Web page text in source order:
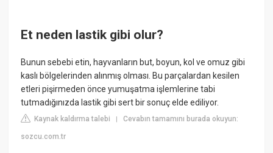
Et neden lastik gibi olur?
Bunun sebebi etin, hayvanların but, boyun, kol ve omuz gibi
kaslı bölgelerinden alınmış olması. Bu parçalardan kesilen
etleri pişirmeden önce yumuşatma işlemlerine tabi
tutmadığınızda lastik gibi sert bir sonuç elde ediliyor.
Kaynak kaldırma talebi |Cevabın tamamını burada okuyun:
sozcu.com.tr